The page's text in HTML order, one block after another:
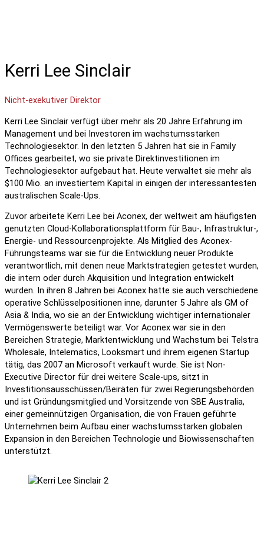
Kerri Lee Sinclair
Nicht-exekutiver Direktor
Kerri Lee Sinclair verfügt über mehr als 20 Jahre Erfahrung im
Management und bei Investoren im wachstumsstarken
Technologiesektor. In den letzten 5 Jahren hat sie in Family
Offices gearbeitet, wo sie private Direktinvestitionen im
Technologiesektor aufgebaut hat. Heute verwaltet sie mehr als
$100 Mio. an investiertem Kapital in einigen der interessantesten
australischen Scale-Ups.
Zuvor arbeitete Kerri Lee bei Aconex, der weltweit am häufigsten
genutzten Cloud-Kollaborationsplattform für Bau-, Infrastruktur-,
Energie- und Ressourcenprojekte. Als Mitglied des Aconex-
Führungsteams war sie für die Entwicklung neuer Produkte
verantwortlich, mit denen neue Marktstrategien getestet wurden,
die intern oder durch Akquisition und Integration entwickelt
wurden. In ihren 8 Jahren bei Aconex hatte sie auch verschiedene
operative Schlüsselpositionen inne, darunter 5 Jahre als GM of
Asia & India, wo sie an der Entwicklung wichtiger internationaler
Vermögenswerte beteiligt war. Vor Aconex war sie in den
Bereichen Strategie, Marktentwicklung und Wachstum bei Telstra
Wholesale, Intelematics, Looksmart und ihrem eigenen Startup
tätig, das 2007 an Microsoft verkauft wurde. Sie ist Non-
Executive Director für drei weitere Scale-ups, sitzt in
Investitionsausschüssen/Beiräten für zwei Regierungsbehörden
und ist Gründungsmitglied und Vorsitzende von SBE Australia,
einer gemeinnützigen Organisation, die von Frauen geführte
Unternehmen beim Aufbau einer wachstumsstarken globalen
Expansion in den Bereichen Technologie und Biowissenschaften
unterstützt.